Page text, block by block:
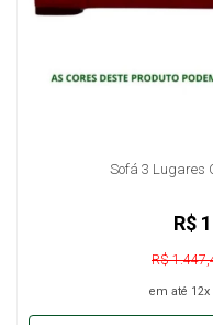
Sofá 3 Lugares
R$
em até 12x
R$